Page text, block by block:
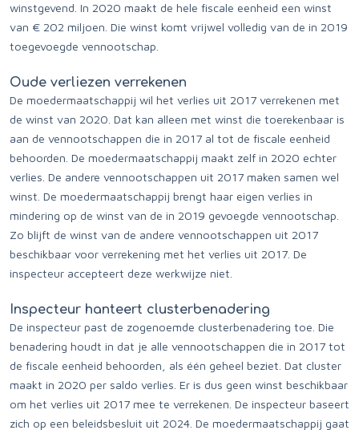
winstgevend. In 2020 maakt de hele fiscale eenheid een winst
van € 202 miljoen. Die winst komt vrijwel volledig van de in 2019
toegevoegde vennootschap.
Oude verliezen verrekenen
De moedermaatschappij wil het verlies uit 2017 verrekenen met
de winst van 2020. Dat kan alleen met winst die toerekenbaar is
aan de vennootschappen die in 2017 al tot de fiscale eenheid
behoorden. De moedermaatschappij maakt zelf in 2020 echter
verlies. De andere vennootschappen uit 2017 maken samen wel
winst. De moedermaatschappij brengt haar eigen verlies in
mindering op de winst van de in 2019 gevoegde vennootschap.
Zo blijft de winst van de andere vennootschappen uit 2017
beschikbaar voor verrekening met het verlies uit 2017. De
inspecteur accepteert deze werkwijze niet.
Inspecteur hanteert clusterbenadering
De inspecteur past de zogenoemde clusterbenadering toe. Die
benadering houdt in dat je alle vennootschappen die in 2017 tot
de fiscale eenheid behoorden, als één geheel beziet. Dat cluster
maakt in 2020 per saldo verlies. Er is dus geen winst beschikbaar
om het verlies uit 2017 mee te verrekenen. De inspecteur baseert
zich op een beleidsbesluit uit 2024. De moedermaatschappij gaat